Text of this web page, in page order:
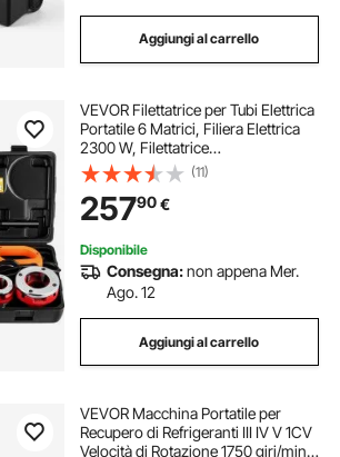
Aggiungi al carrello
VEVOR Filettatrice per Tubi Elettrica
Portatile 6 Matrici, Filiera Elettrica
2300 W, Filettatrice
Elettrica Portatile 22 Giri al Min,
Infila Tubi Elettrici Portatile Adatto
Per Settori di Industrie
(11)
25790€
Disponibile
Consegna:non appena Mer.
Ago. 12
Aggiungi al carrello
VEVOR Macchina Portatile per
Recupero di Refrigeranti III IV V 1CV
Velocità di Rotazione 1750 giri/min,